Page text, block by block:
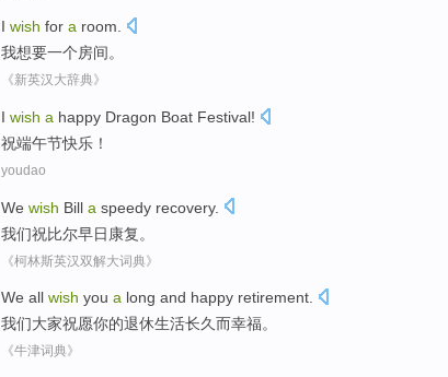
I wish for a room
我想要一个房间。
《新英汉大辞典》
I wish a happy Dragon Boat Festival!
祝端午节快乐 ！
youdao
We wish Bill a speedy recovery.
我们祝比尔早日 康复 。
《柯林斯英汉双解大词典》
We all wish you a long and happy retirement.
我们大家祝愿你的退休生活长久而幸福。
《牛津词典》